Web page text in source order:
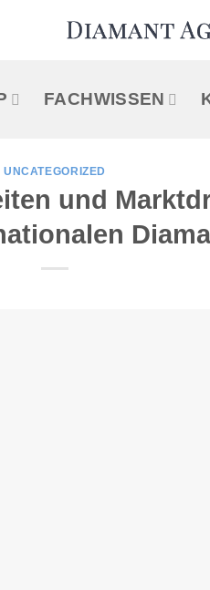
FACHWISSEN
UNCATEGORIZED
und